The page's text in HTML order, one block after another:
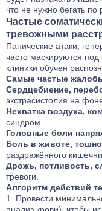
что не нужно бегать
Частые
тревожными
Панические атаки,
часто маскируются
клиники обучен
Самые частые
Сердцебиение,
экстрасистолия на
Нехватка воздуха,
синдром.
Головные боли
Боль в животе,
раздражённого
Дрожь, потливость,
тревоги.
Алгоритм действий
Провести